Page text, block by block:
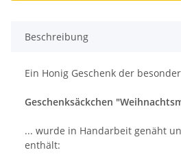
Beschreibung
Ein Honig Geschenk der
Geschenksäckchen
... wurde in Handarbeit genäht
enthält: